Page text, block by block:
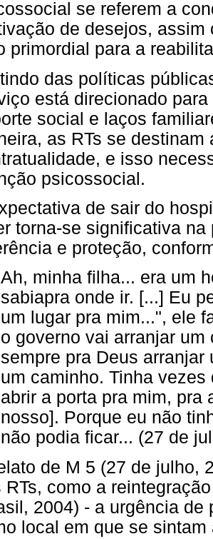
se referem a
de desejos,
primordial para a
das políticas
está direcionado
social e laços
as RTs se
e isso
psicossocial.
de sair do
torna-se significativa
e proteção,
Ah, minha filha... era um
sabiapra onde ir. [...] Eu
um lugar pra mim...", ele
o governo vai arranjar
sempre pra Deus
um caminho. Tinha
abrir a porta pra mim, pra
nosso]. Porque eu não
não podia ficar... (27 de
de M 5 (27 de julho,
RTs, como a
2004) - a urgência
local em que se